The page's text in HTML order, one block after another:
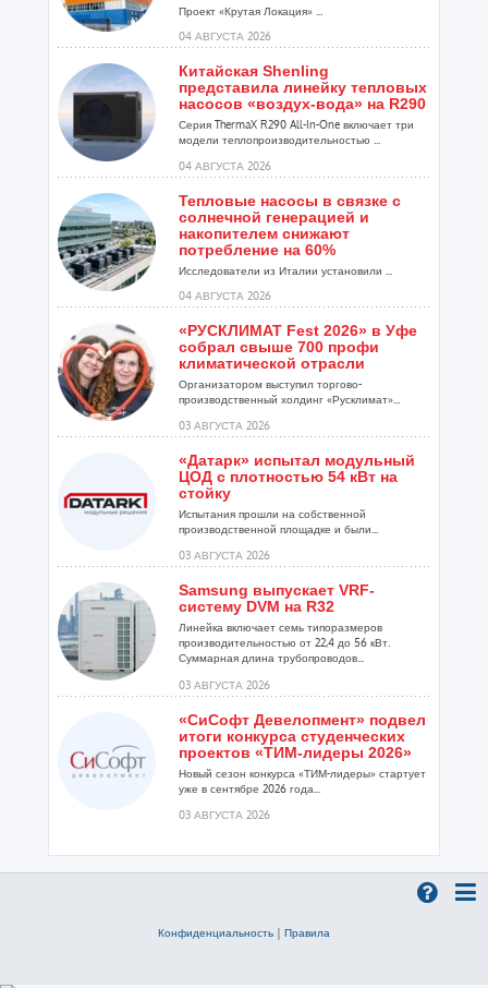
Проект «Крутая Локация» ...
04 АВГУСТА 2026
Китайская Shenling
представила линейку тепловых
насосов «воздух-вода» на R290
Серия ThermaX R290 All-In-One включает три
модели теплопроизводительностью ...
04 АВГУСТА 2026
Тепловые насосы в связке с
солнечной генерацией и
накопителем снижают
потребление на 60%
Исследователи из Италии установили ...
04 АВГУСТА 2026
«РУСКЛИМАТ Fest 2026» в Уфе
собрал свыше 700 профи
климатической отрасли
Организатором выступил торгово-
производственный холдинг «Русклимат»...
03 АВГУСТА 2026
«Датарк» испытал модульный
ЦОД с плотностью 54 кВт на
стойку
Испытания прошли на собственной
производственной площадке и были...
03 АВГУСТА 2026
Samsung выпускает VRF-
систему DVM на R32
Линейка включает семь типоразмеров
производительностью от 22,4 до 56 кВт.
Суммарная длина трубопроводов...
03 АВГУСТА 2026
«СиСофт Девелопмент» подвел
итоги конкурса студенческих
проектов «ТИМ-лидеры 2026»
Новый сезон конкурса «ТИМ-лидеры» стартует
уже в сентябре 2026 года...
03 АВГУСТА 2026
сразу несколько преимуществ...
Конфиденциальность | Правила